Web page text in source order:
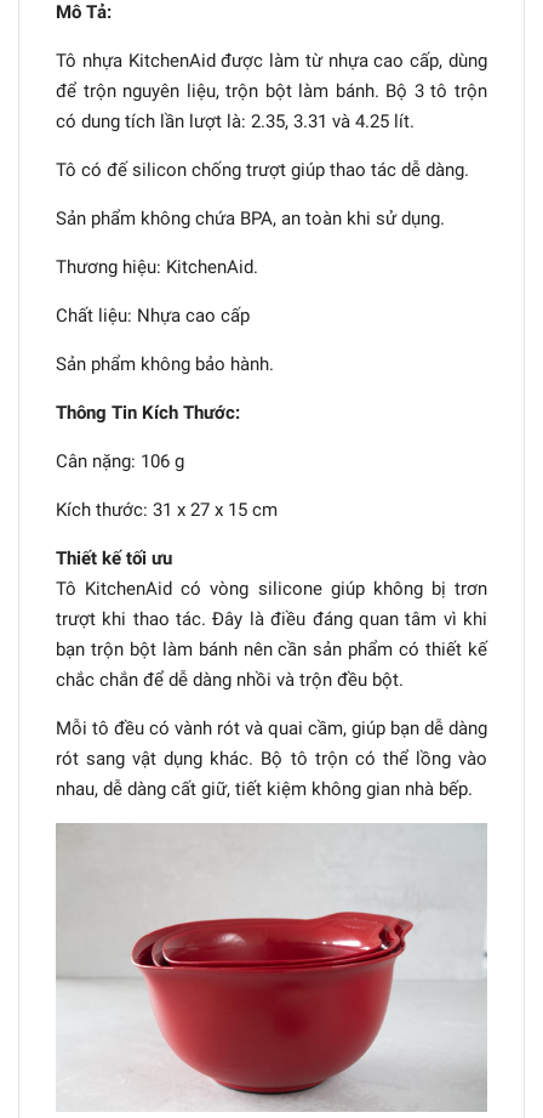
Mô Tả:
Tô nhựa KitchenAid được làm từ nhựa cao cấp, dùng
để trộn nguyên liệu, trộn bột làm bánh. Bộ 3 tô trộn
có dung tích lần lượt là: 2.35, 3.31 và 4.25 lít.
Tô có đế silicon chống trượt giúp thao tác dễ dàng.
Sản phẩm không chứa BPA, an toàn khi sử dụng.
Thương hiệu: KitchenAid.
Chất liệu: Nhựa cao cấp
Sản phẩm không bảo hành.
Thông Tin Kích Thước:
Cân nặng: 106 g
Kích thước: 31 x 27 x 15 cm
Thiết kế tối ưu
Tô KitchenAid có vòng silicone giúp không bị trơn
trượt khi thao tác. Đây là điều đáng quan tâm vì khi
bạn trộn bột làm bánh nên cần sản phẩm có thiết kế
chắc chắn để dễ dàng nhồi và trộn đều bột.
Mỗi tô đều có vành rót và quai cầm, giúp bạn dễ dàng
rót sang vật dụng khác. Bộ tô trộn có thể lồng vào
nhau, dễ dàng cất giữ, tiết kiệm không gian nhà bếp.